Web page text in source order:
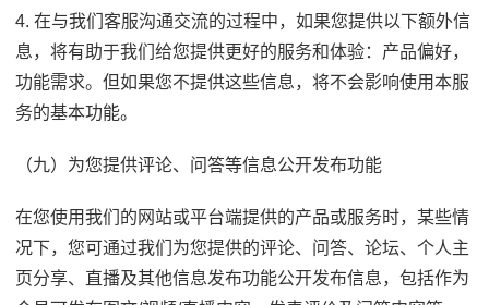
4. 在与我们客服沟通交流的过程中，如果您提供以下额外信
息，将有助于我们给您提供更好的服务和体验：产品偏好，
功能需求。但如果您不提供这些信息，将不会影响使用本服
务的基本功能。
（九）为您提供评论、问答等信息公开发布功能
在您使用我们的网站或平台端提供的产品或服务时，某些情
况下，您可通过我们为您提供的评论、问答、论坛、个人主
页分享、直播及其他信息发布功能公开发布信息，包括作为